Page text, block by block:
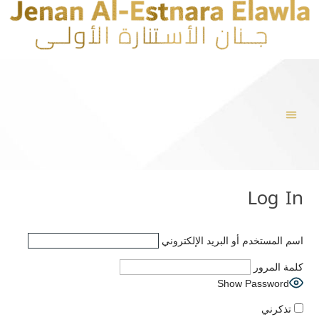
Log In
اسم المستخدم أو البريد الإلكتروني
كلمة المرور
Show Password
تذكرني